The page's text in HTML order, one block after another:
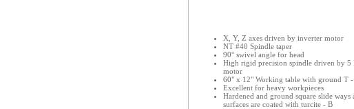
X, Y, Z axes driven by inverter motor
NT #40 Spindle taper
90° swivel angle for head
High rigid precision spindle driven by 5
motor
60" x 12" Working table with ground T -
Excellent for heavy workpieces
Hardened and ground square slide ways
surfaces are coated with turcite - B